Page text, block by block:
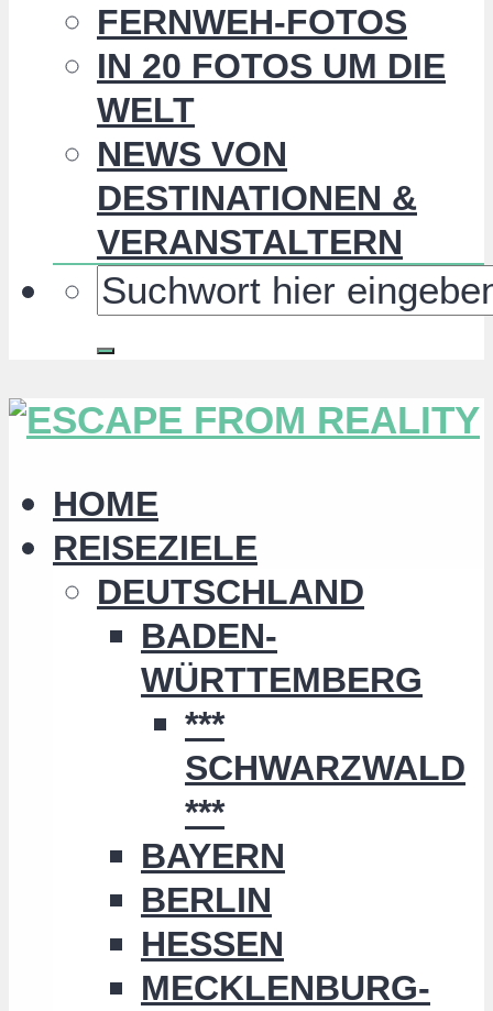
FERNWEH-FOTOS
IN 20 FOTOS UM DIE
WELT
NEWS VON
DESTINATIONEN &
VERANSTALTERN
HOME
REISEZIELE
DEUTSCHLAND
BADEN-
WÜRTTEMBERG
***
SCHWARZWALD
***
BAYERN
BERLIN
HESSEN
MECKLENBURG-